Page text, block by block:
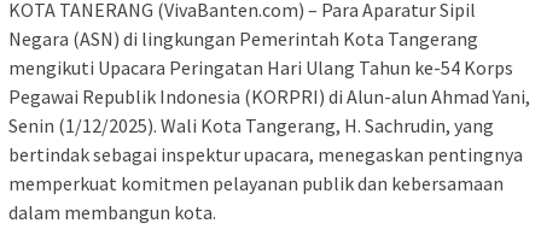
KOTA TANERANG (VivaBanten.com) – Para Aparatur Sipil
Negara (ASN) di lingkungan Pemerintah Kota Tangerang
mengikuti Upacara Peringatan Hari Ulang Tahun ke-54 Korps
Pegawai Republik Indonesia (KORPRI) di Alun-alun Ahmad Yani,
Senin (1/12/2025). Wali Kota Tangerang, H. Sachrudin, yang
bertindak sebagai inspektur upacara, menegaskan pentingnya
memperkuat komitmen pelayanan publik dan kebersamaan
dalam membangun kota.